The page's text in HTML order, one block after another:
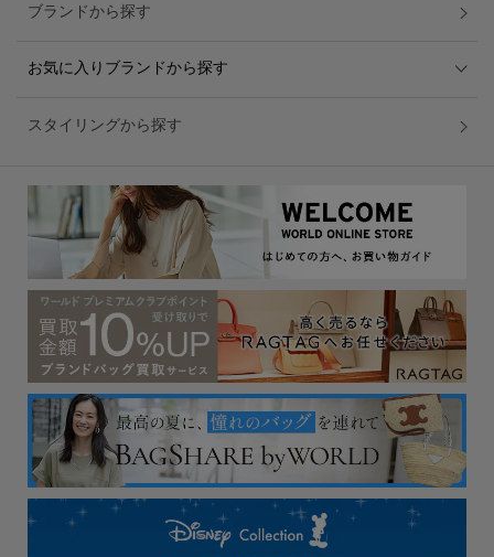
ブランドから探す
お気に入りブランドから探す
スタイリングから探す